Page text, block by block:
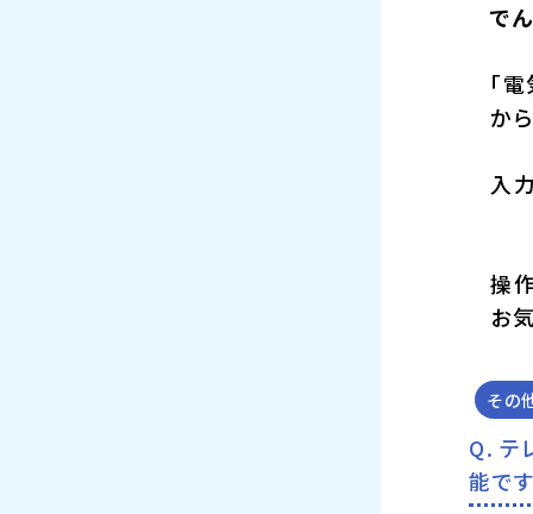
で
「
か
入
操
お
その
テ
能で